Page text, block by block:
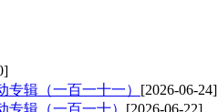
辑（一百一十一） [2026-06-24]
辑（一百一十） [2026-06-22]